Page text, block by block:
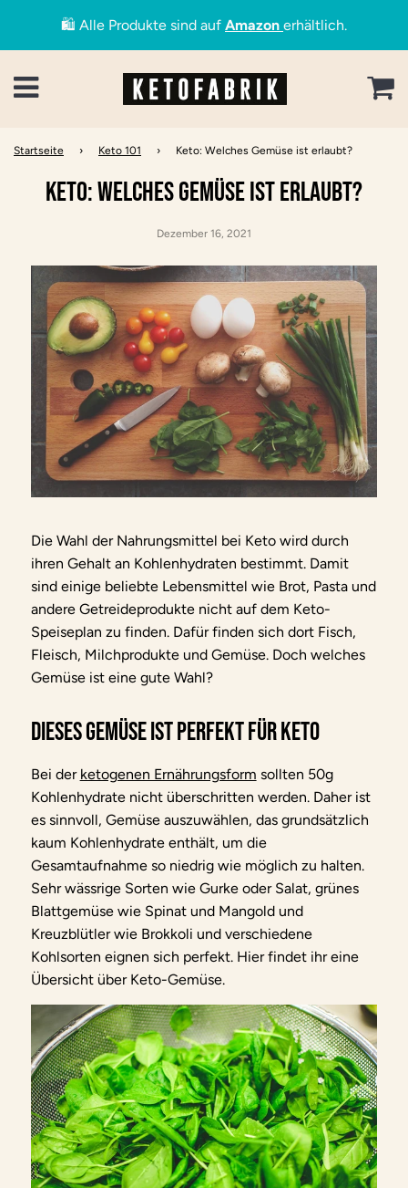
🛍️ Alle Produkte sind auf Amazon erhältlich.
Menü
Startseite › Keto 101 › Keto: Welches Gemüse ist erlaubt?
KETO: WELCHES GEMÜSE IST ERLAUBT?
Dezember 16, 2021
Die Wahl der Nahrungsmittel bei Keto wird durch
ihren Gehalt an Kohlenhydraten bestimmt. Damit
sind einige beliebte Lebensmittel wie Brot, Pasta und
andere Getreideprodukte nicht auf dem Keto-
Speiseplan zu finden. Dafür finden sich dort Fisch,
Fleisch, Milchprodukte und Gemüse. Doch welches
Gemüse ist eine gute Wahl?
Dieses Gemüse ist perfekt für Keto
Bei der ketogenen Ernährungsform sollten 50g
Kohlenhydrate nicht überschritten werden. Daher ist
es sinnvoll, Gemüse auszuwählen, das grundsätzlich
kaum Kohlenhydrate enthält, um die
Gesamtaufnahme so niedrig wie möglich zu halten.
Sehr wässrige Sorten wie Gurke oder Salat, grünes
Blattgemüse wie Spinat und Mangold und
Kreuzblütler wie Brokkoli und verschiedene
Kohlsorten eignen sich perfekt. Hier findet ihr eine
Übersicht über Keto-Gemüse.